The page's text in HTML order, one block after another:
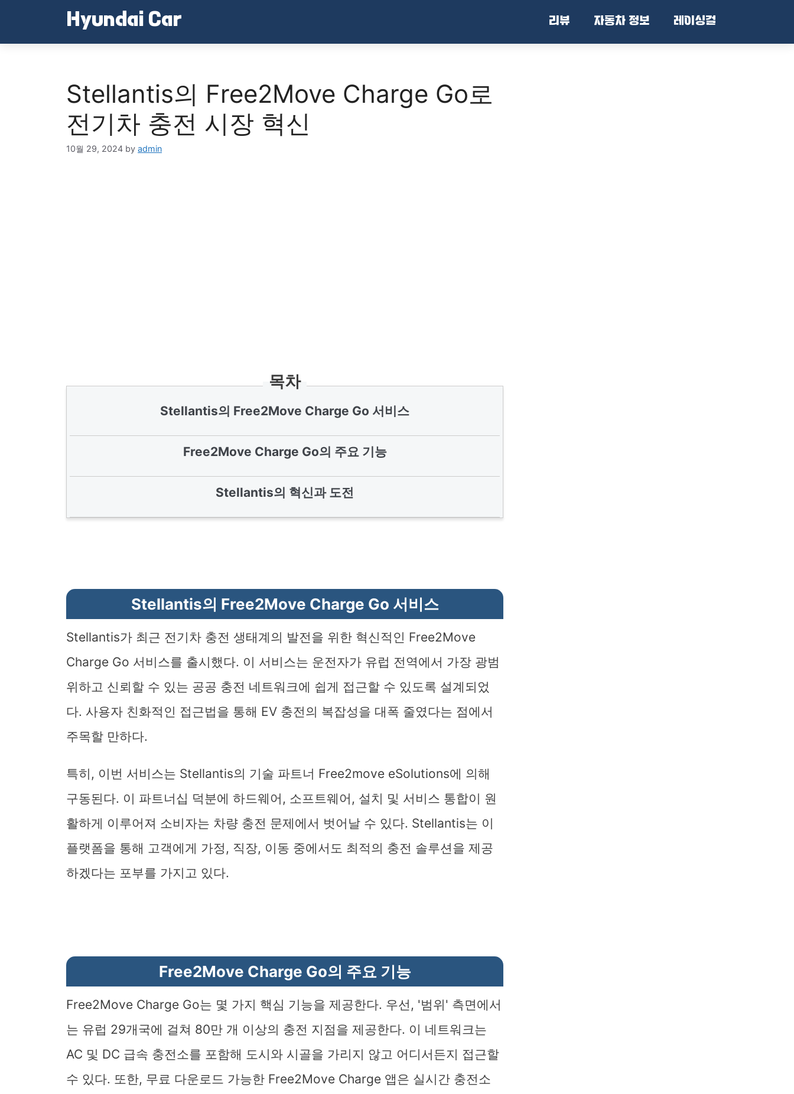
Hyundai Car 리뷰 자동차 정보 레이싱걸
Stellantis의 Free2Move Charge Go로
전기차 충전 시장 혁신
10월 29, 2024 by admin
목차
Stellantis의 Free2Move Charge Go 서비스
Free2Move Charge Go의 주요 기능
Stellantis의 혁신과 도전
Stellantis의 Free2Move Charge Go 서비스
Stellantis가 최근 전기차 충전 생태계의 발전을 위한 혁신적인 Free2Move
Charge Go 서비스를 출시했다. 이 서비스는 운전자가 유럽 전역에서 가장 광범
위하고 신뢰할 수 있는 공공 충전 네트워크에 쉽게 접근할 수 있도록 설계되었
다. 사용자 친화적인 접근법을 통해 EV 충전의 복잡성을 대폭 줄였다는 점에서
주목할 만하다.
특히, 이번 서비스는 Stellantis의 기술 파트너 Free2move eSolutions에 의해
구동된다. 이 파트너십 덕분에 하드웨어, 소프트웨어, 설치 및 서비스 통합이 원
활하게 이루어져 소비자는 차량 충전 문제에서 벗어날 수 있다. Stellantis는 이
플랫폼을 통해 고객에게 가정, 직장, 이동 중에서도 최적의 충전 솔루션을 제공
하겠다는 포부를 가지고 있다.
Free2Move Charge Go의 주요 기능
Free2Move Charge Go는 몇 가지 핵심 기능을 제공한다. 우선, '범위' 측면에서
는 유럽 29개국에 걸쳐 80만 개 이상의 충전 지점을 제공한다. 이 네트워크는
AC 및 DC 급속 충전소를 포함해 도시와 시골을 가리지 않고 어디서든지 접근할
수 있다. 또한, 무료 다운로드 가능한 Free2Move Charge 앱은 실시간 충전소